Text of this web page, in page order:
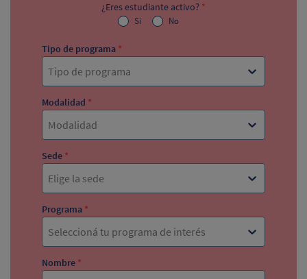
¿Eres estudiante activo? *
Si No
Tipo de programa *
Tipo de programa
Modalidad *
Modalidad
Sede *
Elige la sede
Programa *
Seleccioná tu programa de interés
Nombre *